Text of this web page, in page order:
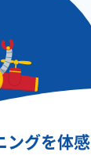
ングを体感